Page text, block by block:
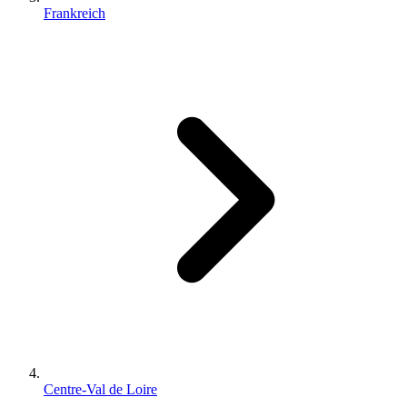
Frankreich
Centre-Val de Loire